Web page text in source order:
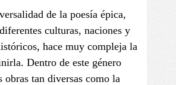
de la poesía épica,
culturas, naciones y
hace muy compleja la
Dentro de este género
obras tan diversas como la